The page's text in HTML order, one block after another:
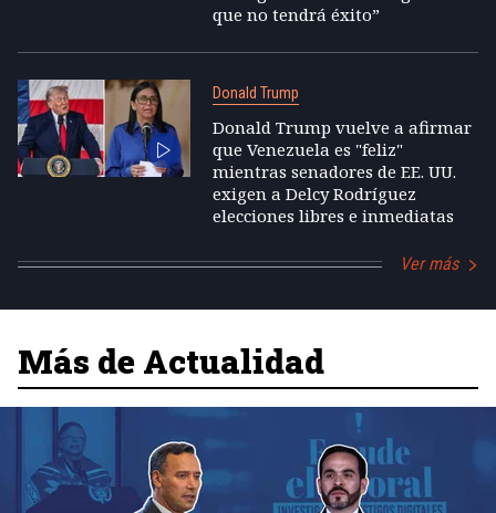
que no tendrá éxito”
Donald Trump
Donald Trump vuelve a afirmar
que Venezuela es "feliz"
mientras senadores de EE. UU.
exigen a Delcy Rodríguez
elecciones libres e inmediatas
Ver más
Más de Actualidad